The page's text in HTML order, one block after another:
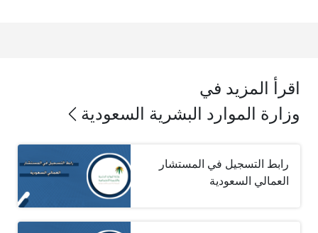
اقرأ المزيد في
وزارة الموارد البشرية السعودية
رابط التسجيل في المستشار
العمالي السعودية